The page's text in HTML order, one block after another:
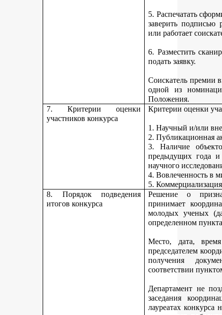
5. Распечатать
заверить подписью
или работает
6. Разместить
подать заявку.
Соискатель премии
одной из
Положения.
7. Критерии оценки
участников конкурса
Критерии оценки
1. Научный и/или
2. Публикационная
3. Наличие
предыдущих года
научного
4. Вовлеченность в
5.
8. Порядок подведения
итогов конкурса
Решение о
принимает
молодых ученых
определенном
Место, дата, время
председателем
получения
соответствии
Департамент не
заседания
лауреатах